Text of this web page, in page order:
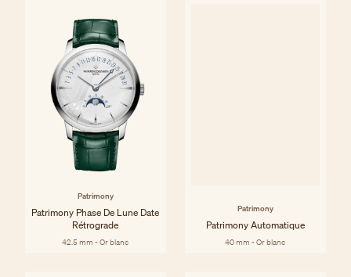
Patrimony
Patrimony Phase De Lune Date
Rétrograde
42.5 mm - Or blanc
Patrimony
Patrimony Automatique
40 mm - Or blanc